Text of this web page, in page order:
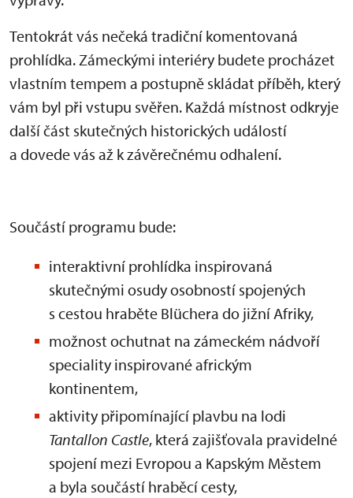
Tentokrát vás nečeká tradiční komentovaná
prohlídka. Zámeckými interiéry budete procházet
vlastním tempem a postupně skládat příběh, který
vám byl při vstupu svěřen. Každá místnost odkryje
další část skutečných historických událostí
a dovede vás až k závěrečnému odhalení.
Součástí programu bude:
interaktivní prohlídka inspirovaná
skutečnými osudy osobností spojených
s cestou hraběte Blüchera do jižní Afriky,
možnost ochutnat na zámeckém nádvoří
speciality inspirované africkým
kontinentem,
aktivity připomínající plavbu na lodi
Tantallon Castle, která zajišťovala pravidelné
spojení mezi Evropou a Kapským Městem
a byla součástí hraběcí cesty,